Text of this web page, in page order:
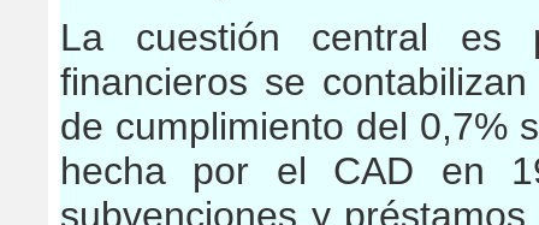
La cuestión central es
financieros se
de cumplimiento del 0,7%
hecha por el CAD en
subvenciones y